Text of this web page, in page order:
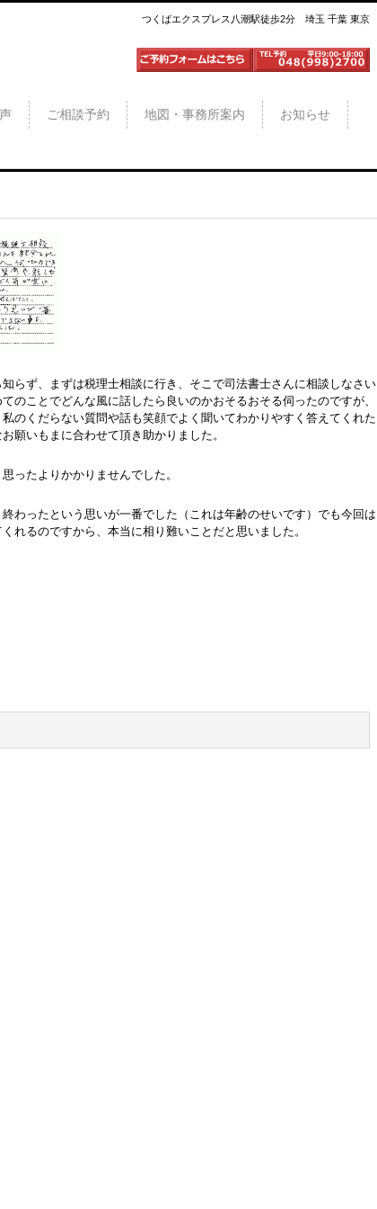
つくばエクスプレス八潮駅徒歩2分 埼玉 千葉 東京
ご相談予約 地図・事務所案内 お知らせ
らず、まずは税理士相談に行き、そこで司法書士さんに相談しなさい
のことでどんな風に話したら良いのかおそるおそる伺ったのですが、
のくだらない質問や話も笑顔でよく聞いてわかりやすく答えてくれた
願いもまに合わせて頂き助かりました。
ったよりかかりませんでした。
わったという思いが一番でした（これは年齢のせいです）でも今回は
れるのですから、本当に相り難いことだと思いました。